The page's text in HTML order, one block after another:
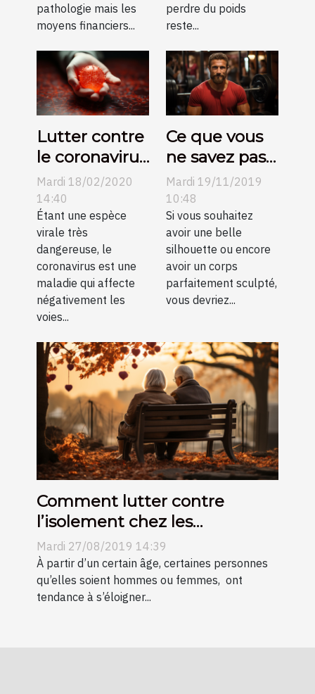
pathologie mais les
moyens financiers...
perdre du poids
reste...
Lutter contre
le coronavirus
: comment s’y
prendre ?
Mardi 18/02/2020
14:40
Étant une espèce
virale très
dangereuse, le
coronavirus est une
maladie qui affecte
négativement les
voies...
Ce que vous
ne savez pas
sur la
musculation
Mardi 19/11/2019
10:48
Si vous souhaitez
avoir une belle
silhouette ou encore
avoir un corps
parfaitement sculpté,
vous devriez...
Comment lutter contre
l’isolement chez les
personnes âgées ?
Mardi 27/08/2019 14:39
À partir d’un certain âge, certaines personnes
qu’elles soient hommes ou femmes, ont
tendance à s’éloigner...